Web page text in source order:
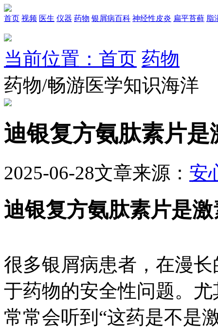
首页 视频 医生 仪器 药物 银屑病百科 神经性皮炎 扁平苔藓 脂
当前位置：首页 药物
药物/畅游医学知识海洋
迪银复方氨肽素片
2025-06-28文章来源： 安
迪银复方氨肽素片是
很多银屑病患者，在漫
于药物的安全性问题。
常常会听到“这药是不是